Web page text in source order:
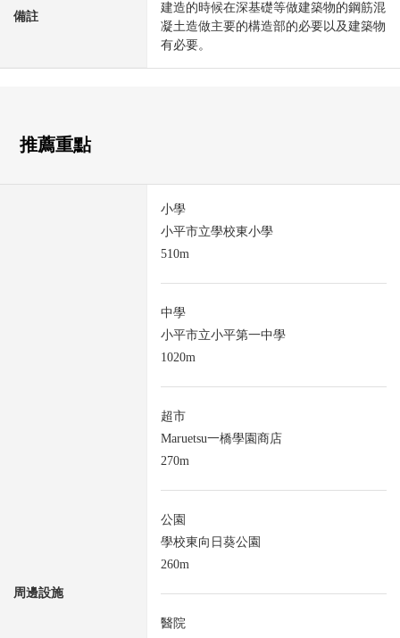
備註
建造的時候在深基礎等做建築物的鋼筋混
凝土造做主要的構造部的必要以及建築物
有必要。
推薦重點
周邊設施
小學
小平市立學校東小學
510m
中學
小平市立小平第一中學
1020m
超市
Maruetsu一橋學園商店
270m
公園
學校東向日葵公園
260m
醫院